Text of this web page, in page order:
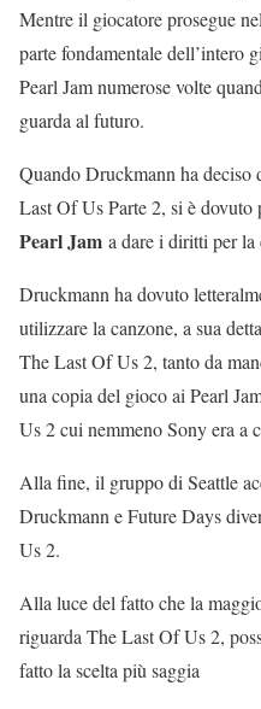
Mentre il giocatore prosegue
parte fondamentale dell’intero
Pearl Jam numerose volte
guarda al futuro.
Quando Druckmann ha
Last Of Us Parte 2, si è dovuto
Pearl Jam a dare i diritti per la
Druckmann ha dovuto
utilizzare la canzone, a sua
The Last Of Us 2, tanto da
una copia del gioco ai Pearl
Us 2 cui nemmeno Sony era a
Alla fine, il gruppo di Seattle
Druckmann e Future Days
Us 2.
Alla luce del fatto che la
riguarda The Last Of Us 2,
fatto la scelta più saggia